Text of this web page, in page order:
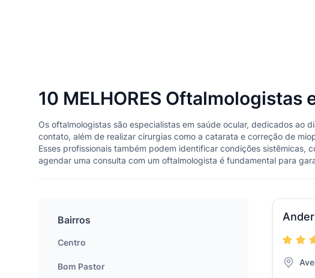
10 MELHORES Oftalmologistas
Os oftalmologistas são especialistas em saúde ocular, dedicados ao
contato, além de realizar cirurgias como a catarata e correção de
Esses profissionais também podem identificar condições sistêmicas,
agendar uma consulta com um oftalmologista é fundamental para
Bairros
Centro
Bom Pastor